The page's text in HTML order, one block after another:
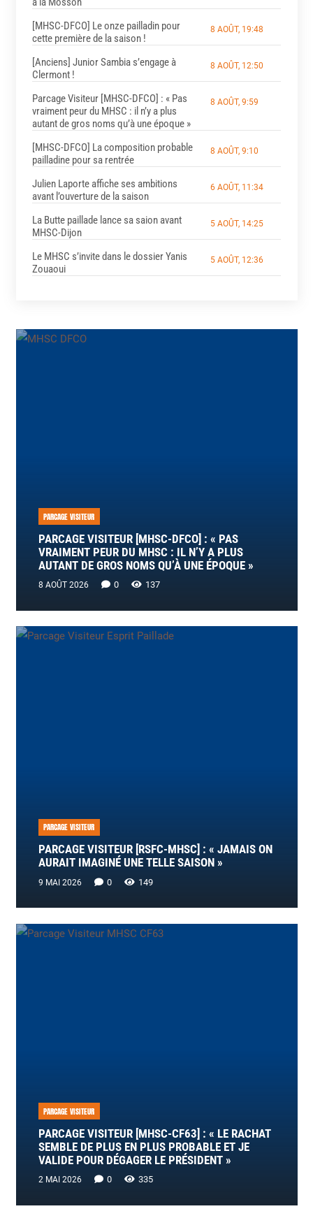
[MHSC-DFCO] Le onze pailladin pour
cette première de la saison !
8 AOÛT, 19:48
[Anciens] Junior Sambia s’engage à
Clermont !
8 AOÛT, 12:50
Parcage Visiteur [MHSC-DFCO] : « Pas
vraiment peur du MHSC : il n’y a plus
autant de gros noms qu’à une époque »
8 AOÛT, 9:59
[MHSC-DFCO] La composition probable
pailladine pour sa rentrée
8 AOÛT, 9:10
Julien Laporte affiche ses ambitions
avant l’ouverture de la saison
6 AOÛT, 11:34
La Butte paillade lance sa saion avant
MHSC-Dijon
5 AOÛT, 14:25
Le MHSC s’invite dans le dossier Yanis
Zouaoui
5 AOÛT, 12:36
PARCAGE VISITEUR
PARCAGE VISITEUR [MHSC-DFCO] : « PAS
VRAIMENT PEUR DU MHSC : IL N’Y A PLUS
AUTANT DE GROS NOMS QU’À UNE ÉPOQUE »
8 AOÛT 2026 0 137
PARCAGE VISITEUR
PARCAGE VISITEUR [RSFC-MHSC] : « JAMAIS ON
AURAIT IMAGINÉ UNE TELLE SAISON »
9 MAI 2026 0 149
PARCAGE VISITEUR
PARCAGE VISITEUR [MHSC-CF63] : « LE RACHAT
SEMBLE DE PLUS EN PLUS PROBABLE ET JE
VALIDE POUR DÉGAGER LE PRÉSIDENT »
2 MAI 2026 0 335